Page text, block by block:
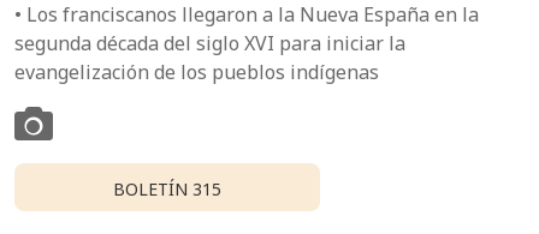
• Los franciscanos llegaron a la Nueva España en la
segunda década del siglo XVI para iniciar la
evangelización de los pueblos indígenas
BOLETÍN 315